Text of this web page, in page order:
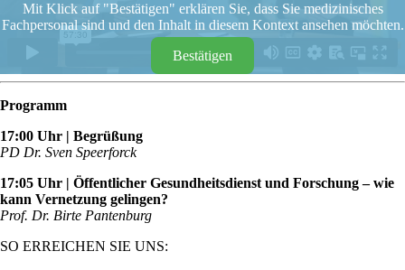
Mit Klick auf "Bestätigen" erklären Sie, dass Sie medizinisches
Fachpersonal sind und den Inhalt in diesem Kontext ansehen möchten.
Bestätigen
Programm
17:00 Uhr | Begrüßung
PD Dr. Sven Speerforck
17:05 Uhr | Öffentlicher Gesundheitsdienst und Forschung – wie
kann Vernetzung gelingen?
Prof. Dr. Birte Pantenburg
SO ERREICHEN SIE UNS: